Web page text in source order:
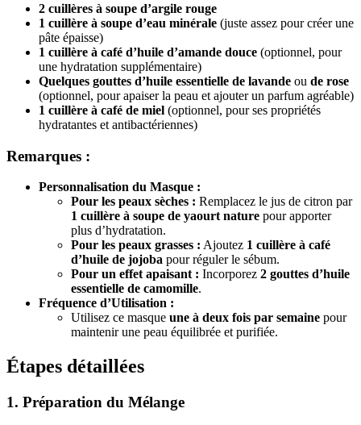
2 cuillères à soupe d’argile rouge
1 cuillère à soupe d’eau minérale (juste assez pour créer une
pâte épaisse)
1 cuillère à café d’huile d’amande douce (optionnel, pour
une hydratation supplémentaire)
Quelques gouttes d’huile essentielle de lavande ou de rose
(optionnel, pour apaiser la peau et ajouter un parfum agréable)
1 cuillère à café de miel (optionnel, pour ses propriétés
hydratantes et antibactériennes)
Remarques :
Personnalisation du Masque :
Pour les peaux sèches : Remplacez le jus de citron par
1 cuillère à soupe de yaourt nature pour apporter
plus d’hydratation.
Pour les peaux grasses : Ajoutez 1 cuillère à café
d’huile de jojoba pour réguler le sébum.
Pour un effet apaisant : Incorporez 2 gouttes d’huile
essentielle de camomille.
Fréquence d’Utilisation :
Utilisez ce masque une à deux fois par semaine pour
maintenir une peau équilibrée et purifiée.
Étapes détaillées
1. Préparation du Mélange